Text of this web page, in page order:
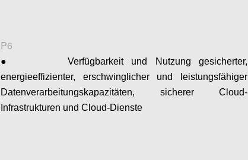
P6
●
Verfügbarkeit und Nutzung gesicherter,
energieeffizienter, erschwinglicher und leistungsfähiger
Datenverarbeitungskapazitäten, sicherer Cloud-
Infrastrukturen und Cloud-Dienste